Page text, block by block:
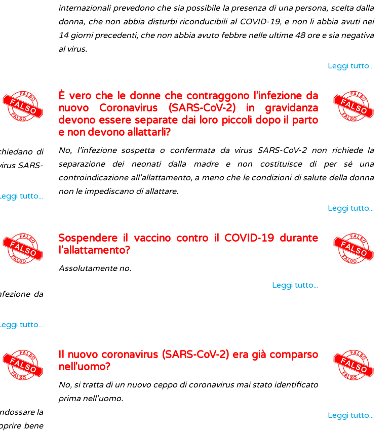
internazionali prevedono che sia possibile la presenza di una persona, scelta dalla
donna, che non abbia disturbi riconducibili al COVID-19, e non li abbia avuti nei
14 giorni precedenti, che non abbia avuto febbre nelle ultime 48 ore e sia negativa
al virus.
Leggi tutto...
di
SARS-
tutto...
È vero che le donne che contraggono l’infezione da
nuovo Coronavirus (SARS-CoV-2) in gravidanza
devono essere separate dai loro piccoli dopo il parto
e non devono allattarli?
No, l’infezione sospetta o confermata da virus SARS-CoV-2 non richiede la
separazione dei neonati dalla madre e non costituisce di per sé una
controindicazione all'allattamento, a meno che le condizioni di salute della donna
non le impediscano di allattare.
Leggi tutto...
da
tutto...
Sospendere il vaccino contro il COVID-19 durante
l’allattamento?
Assolutamente no.
Leggi tutto...
la
bene
Il nuovo coronavirus (SARS-CoV-2) era già comparso
nell'uomo?
No, si tratta di un nuovo ceppo di coronavirus mai stato identificato
prima nell'uomo.
Leggi tutto...